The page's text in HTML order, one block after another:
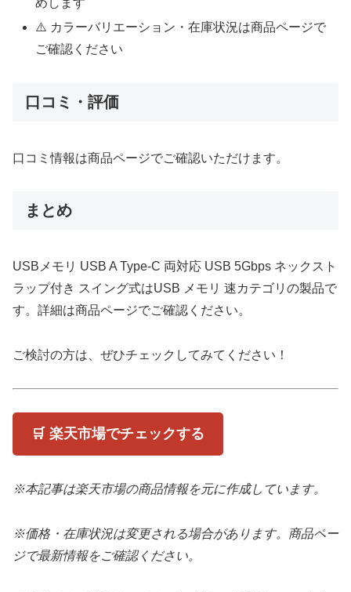
めします
⚠️ カラーバリエーション・在庫状況は商品ページで
ご確認ください
口コミ・評価
口コミ情報は商品ページでご確認いただけます。
まとめ
USBメモリ USB A Type-C 両対応 USB 5Gbps ネックスト
ラップ付き スイング式はUSB メモリ 速カテゴリの製品で
す。詳細は商品ページでご確認ください。
ご検討の方は、ぜひチェックしてみてください！
🛒 楽天市場でチェックする
※本記事は楽天市場の商品情報を元に作成しています。
※価格・在庫状況は変更される場合があります。商品ペー
ジで最新情報をご確認ください。